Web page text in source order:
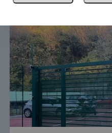
Meno recente
Economici
più cari
più piccoli
più grandi